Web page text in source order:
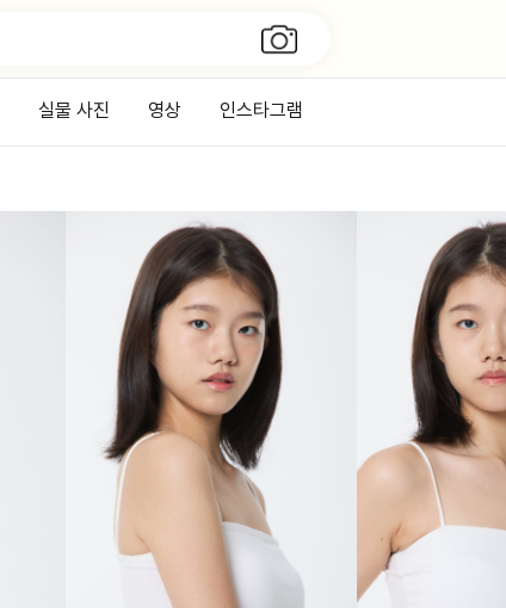
실물 사진 영상 인스타그램